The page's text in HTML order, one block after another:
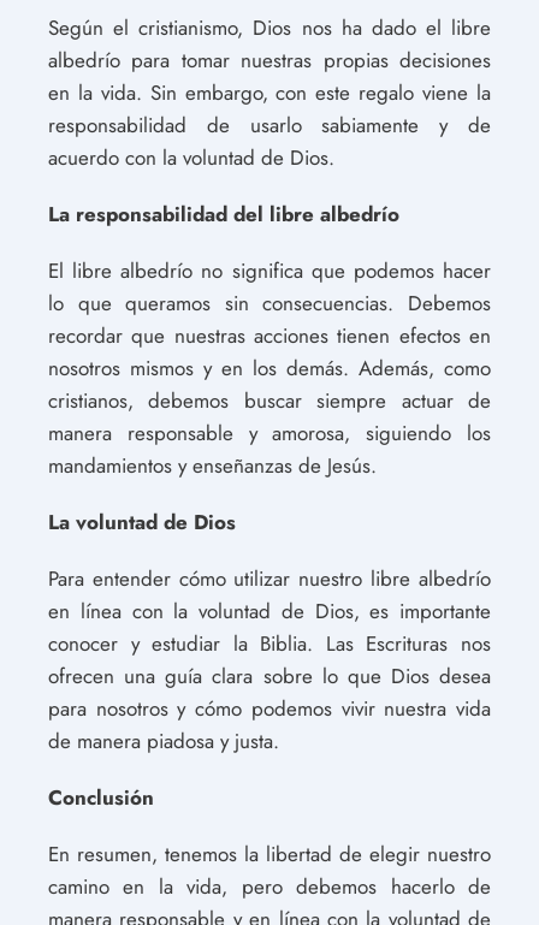
Según el cristianismo, Dios nos ha dado el libre
albedrío para tomar nuestras propias decisiones
en la vida. Sin embargo, con este regalo viene la
responsabilidad de usarlo sabiamente y de
acuerdo con la voluntad de Dios.
La responsabilidad del libre albedrío
El libre albedrío no significa que podemos hacer
lo que queramos sin consecuencias. Debemos
recordar que nuestras acciones tienen efectos en
nosotros mismos y en los demás. Además, como
cristianos, debemos buscar siempre actuar de
manera responsable y amorosa, siguiendo los
mandamientos y enseñanzas de Jesús.
La voluntad de Dios
Para entender cómo utilizar nuestro libre albedrío
en línea con la voluntad de Dios, es importante
conocer y estudiar la Biblia. Las Escrituras nos
ofrecen una guía clara sobre lo que Dios desea
para nosotros y cómo podemos vivir nuestra vida
de manera piadosa y justa.
Conclusión
En resumen, tenemos la libertad de elegir nuestro
camino en la vida, pero debemos hacerlo de
manera responsable y en línea con la voluntad de